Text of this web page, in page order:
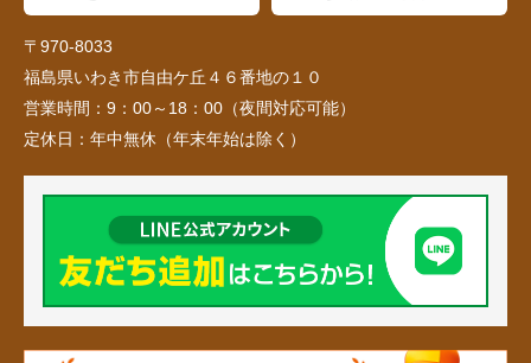
〒970-8033
福島県いわき市自由ケ丘４６番地の１０
営業時間： 9：00～18：00（夜間対応可能）
定休日： 年中無休（年末年始は除く）